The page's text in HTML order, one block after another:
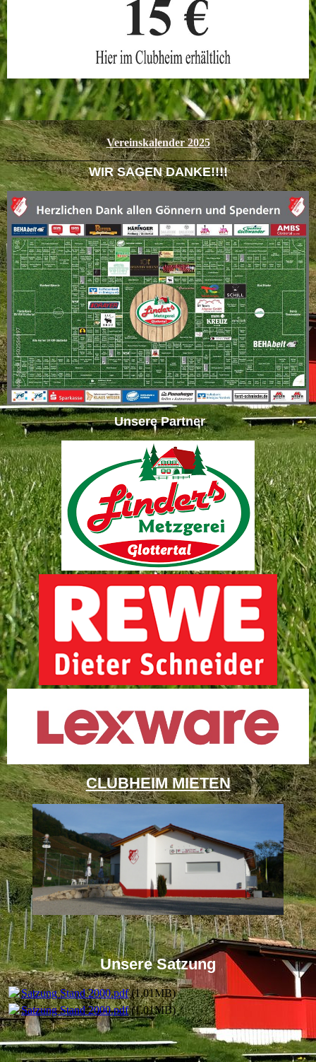
Vereinskalender 2025
WIR SAGEN DANKE!!!!
Unsere Partner
CLUBHEIM MIETEN
Unsere Satzung
Satzung Stand 2000.pdf(1.01MB)
Satzung Stand 2000.pdf(1.01MB)